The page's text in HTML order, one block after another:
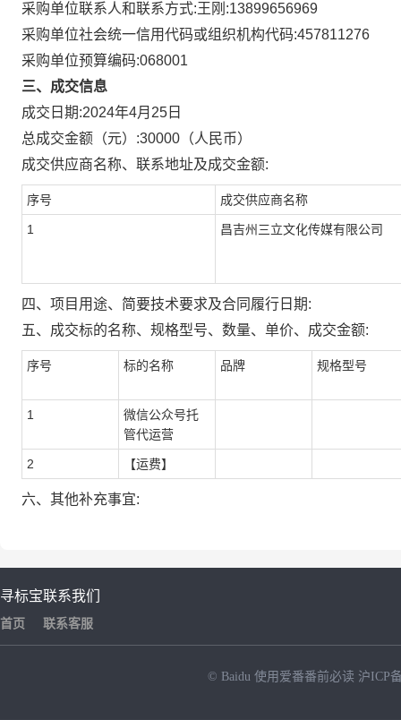
采购单位联系人和联系方式:王刚:13899656969
采购单位社会统一信用代码或组织机构代码:457811276
采购单位预算编码:068001
三、成交信息
成交日期:2024年4月25日
总成交金额（元）:30000 （人民币）
成交供应商名称、联系地址及成交金额:
序号 成交供应商名称
1 昌吉州三立文化传媒有限公司
四、项目用途、简要技术要求及合同履行日期:
五、成交标的名称、规格型号、数量、单价、成交金额:
序号 标的名称 品牌 规格型号
1
微信公众号托
管代运营
2 【运费】
六、其他补充事宜:
寻标宝
首页
联系我们
联系客服
© Baidu 使用爱番番前必读 沪ICP